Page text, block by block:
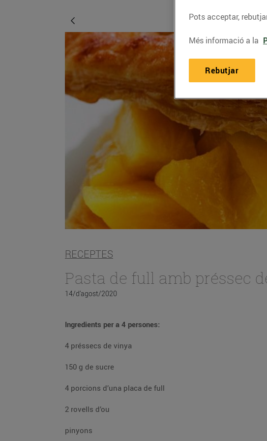
RECEPTES
Pasta de full amb préssec
14/d’agost/2020
Ingredients per a 4 persones:
4 préssecs de vinya
150 g de sucre
4 porcions d’una placa de full
2 rovells d’ou
pinyons
Pots acceptar,
Més informació a la
Rebutjar